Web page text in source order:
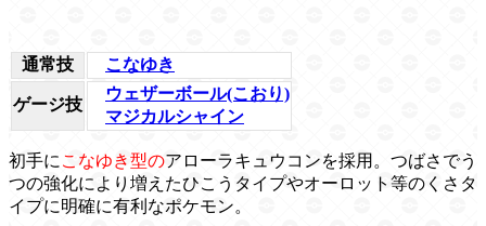
通常技 こなゆき
ゲージ技
ウェザーボール(こおり)
マジカルシャイン
初手に こなゆき型のアローラキュウコンを採用。つばさでう
つの強化により増えたひこうタイプやオーロット等のくさタ
イプに明確に有利なポケモン。